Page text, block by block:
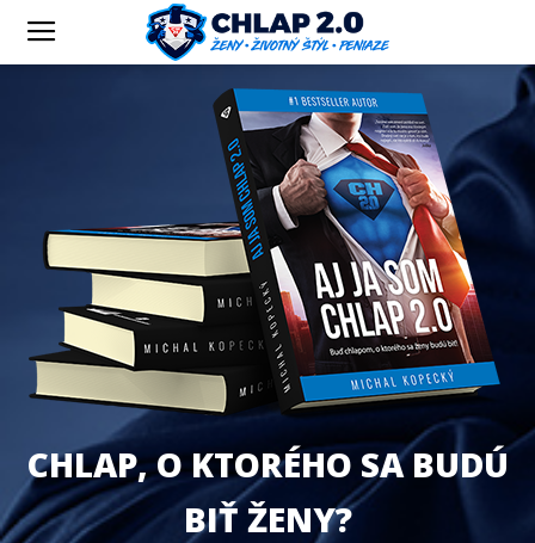
CHLAP, O KTORÉHO SA BUDÚ
BIŤ ŽENY?